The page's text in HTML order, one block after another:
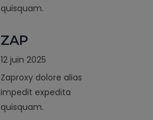
quisquam.
ZAP
12 juin 2025
Zaproxy dolore alias
impedit expedita
quisquam.